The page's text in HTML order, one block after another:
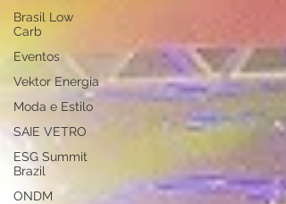
Brasil Low
Carb
Eventos
Vektor Energia
Moda e Estilo
SAIE VETRO
ESG Summit
Brazil
ONDM